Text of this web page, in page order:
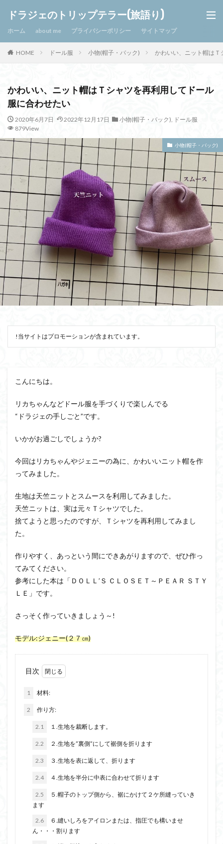
ドラジェのトリップテラー(旅語り)
ホーム about me プライバシーポリシー サイトマップ
HOME ドール服 小物(帽子・バック) かわいい、ニット帽は
かわいい、ニット帽はＴシャツを再利用してドール
服に合わせたい
2020年6月7日 2022年12月17日 小物(帽子・バック), ドール服
879View
小物(帽子・バック)
!当サイトはプロモーションが含まれています。
こんにちは。
リカちゃんなどドール服を手づくりで楽しんでる
“ドラジェの手しごと”です。
いかがお過ごしでしょうか?
今回はリカちゃんやジェニーの為に、かわいいニット帽を作
ってみました。
生地は天竺ニットとスムースを利用してみました。
天竺ニットは、実は元々Ｔシャツでした。
捨てようと思ったのですが、Ｔシャツを再利用してみまし
た。
作りやすく、あっという間にできあがりますので、ぜひ作っ
てみてください。
参考にした本は「ＤＯＬＬ’Ｓ ＣＬＯＳＥＴ～ＰＥＡＲ ＳＴＹ
ＬＥ」です。
さっそく作っていきましょう～!
モデル:ジェニー(２７㎝)
目次
1 材料:
2 作り方:
2.1 １.生地を裁断します。
2.2 ２.生地を”裏側”にして裾側を折ります
2.3 ３.生地を表に返して、折ります
2.4 ４.生地を半分に中表に合わせて折ります
2.5
５.帽子のトップ側から、裾にかけて２ケ所縫っていき
ます
2.6
６.縫いしろをアイロンまたは、指圧でも構いませ
ん・・・割ります